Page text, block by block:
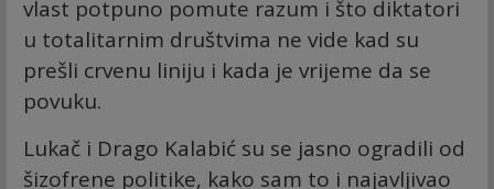
vlast potpuno pomute razum i što diktatori
u totalitarnim društvima ne vide kad su
prešli crvenu liniju i kada je vrijeme da se
povuku.
Lukač i Drago Kalabić su se jasno ogradili od
šizofrene politike, kako sam to i najavljivao